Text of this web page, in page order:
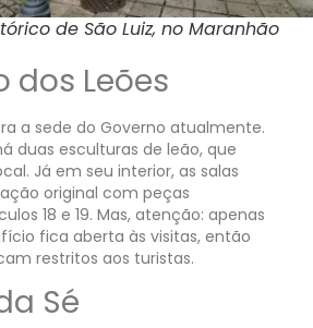
de São Luiz, no Maranhão
dos Leões
a sede do Governo atualmente.
duas esculturas de leão, que
Já em seu interior, as salas
original com peças
18 e 19. Mas, atenção: apenas
fica aberta às visitas, então
restritos aos turistas.
Sé